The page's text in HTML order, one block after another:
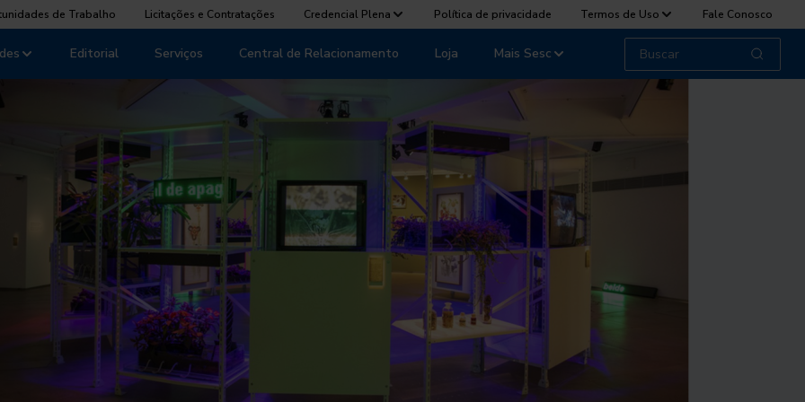
de Trabalho Licitações e Contratações Credencial Plena Política de privacidade Termos de Uso Fale Conosco
Editorial Serviços Central de Relacionamento Loja Mais Sesc